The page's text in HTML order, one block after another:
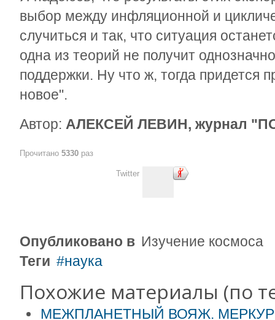
выбор между инфляционной и
случиться и так, что ситуация
одна из теорий не получит
поддержки. Ну что ж, тогда придется
новое".
Автор: АЛЕКСЕЙ ЛЕВИН, журнал
Прочитано 5330 раз
Twitter
Опубликовано в Изучение космоса
Теги
наука
Похожие материалы (по
МЕЖПЛАНЕТНЫЙ ВОЯЖ.